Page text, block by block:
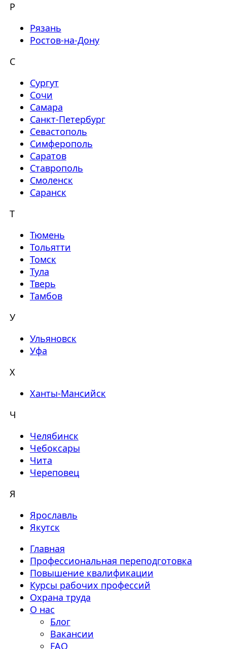
Р
Рязань
Ростов-на-Дону
С
Сургут
Сочи
Самара
Санкт-Петербург
Севастополь
Симферополь
Саратов
Ставрополь
Смоленск
Саранск
Т
Тюмень
Тольятти
Томск
Тула
Тверь
Тамбов
У
Ульяновск
Уфа
Х
Ханты-Мансийск
Ч
Челябинск
Чебоксары
Чита
Череповец
Я
Ярославль
Якутск
Главная
Профессиональная переподготовка
Повышение квалификации
Курсы рабочих профессий
Охрана труда
О нас
Блог
Вакансии
FAQ